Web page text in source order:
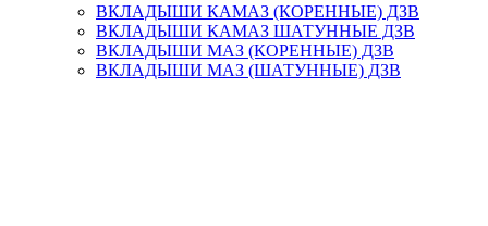
ВКЛАДЫШИ КАМАЗ (КОРЕННЫЕ) ДЗВ
ВКЛАДЫШИ КАМАЗ ШАТУННЫЕ ДЗВ
ВКЛАДЫШИ МАЗ (КОРЕННЫЕ) ДЗВ
ВКЛАДЫШИ МАЗ (ШАТУННЫЕ) ДЗВ